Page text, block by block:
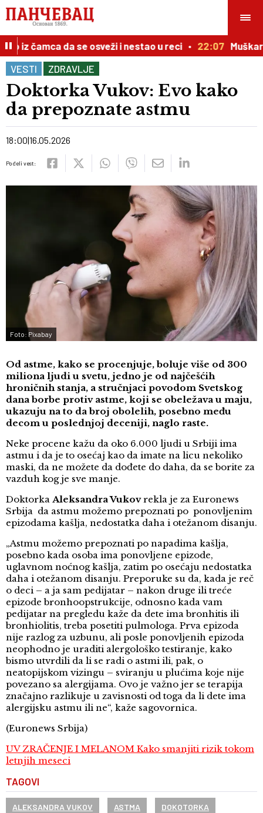
iz čamca da se osveži i nestao u reci 22:07
VESTI
ZDRAVLJE
Doktorka Vukov: Evo kako
da prepoznate astmu
18:00 16.05.2026
Podeli vest:
Foto: Pixabay
Od astme, kako se procenjuje, boluje više od 300
miliona ljudi u svetu, jedno je od najčešćih
hroničnih stanja, a stručnjaci povodom Svetskog
dana borbe protiv astme, koji se obeležava u maju,
ukazuju na to da broj obolelih, posebno među
decom u poslednjoj deceniji, naglo raste.
Neke procene kažu da oko 6.000 ljudi u Srbiji ima
astmu i da je to osećaj kao da imate na licu nekoliko
maski, da ne možete da dođete do daha, da se borite za
vazduh kog je sve manje.
Doktorka Aleksandra Vukovrekla je za Euronews
Srbija da astmu možemo prepoznati po ponovljenim
epizodama kašlja, nedostatka daha i otežanom disanju.
„Astmu možemo prepoznati po napadima kašlja,
posebno kada osoba ima ponovljene epizode,
uglavnom noćnog kašlja, zatim po osećaju nedostatka
daha i otežanom disanju. Preporuke su da, kada je reč
o deci – a ja sam pedijatar – nakon druge ili treće
epizode bronhoopstrukcije, odnosno kada vam
pedijatar na pregledu kaže da dete ima bronhitis ili
bronhiolitis, treba posetiti pulmologa. Prva epizoda
nije razlog za uzbunu, ali posle ponovljenih epizoda
neophodno je uraditi alergološko testiranje, kako
bismo utvrdili da li se radi o astmi ili, pak, o
neatopijskom vizingu – sviranju u plućima koje nije
povezano sa alergijama. Ovo je važno jer se terapija
značajno razlikuje u zavisnosti od toga da li dete ima
alergijsku astmu ili ne“, kaže sagovornica.
(Euronews Srbija)
UV ZRAČENJE I MELANOM Kako smanjiti rizik tokom
letnjih meseci
TAGOVI
ALEKSANDRA VUKOV ASTMA DOKOTORKA